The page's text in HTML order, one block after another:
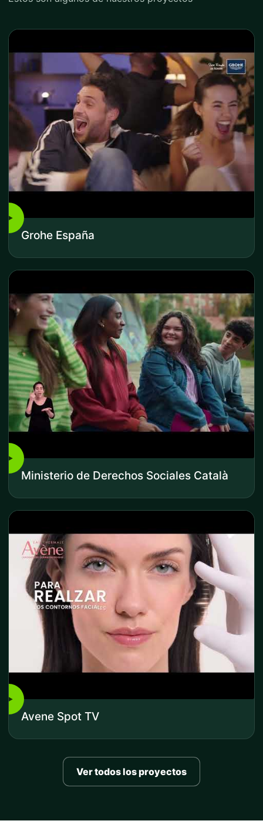
▶
Grohe España
▶
Ministerio de Derechos Sociales Català
▶
Avene Spot TV
Ver todos los proyectos